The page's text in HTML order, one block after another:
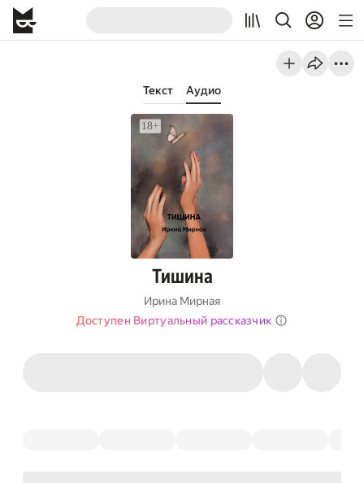
Текст Аудио
Тишина
Ирина Мирная
Доступен Виртуальный рассказчик